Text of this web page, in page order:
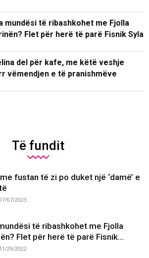
mundësi të ribashkohet me Fjolla
Flet për herë të parë Fisnik Syla
del për kafe, me këtë veshje
vëmendjen e të pranishmëve
Të fundit
fustan të zi po duket një ‘damë’ e
07/2023
të ribashkohet me Fjolla
Flet për herë të parë Fisnik...
29/2022